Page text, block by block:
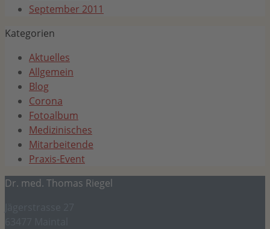
September 2011
Kategorien
Aktuelles
Allgemein
Blog
Corona
Fotoalbum
Medizinisches
Mitarbeitende
Praxis-Event
Dr. med. Thomas Riegel